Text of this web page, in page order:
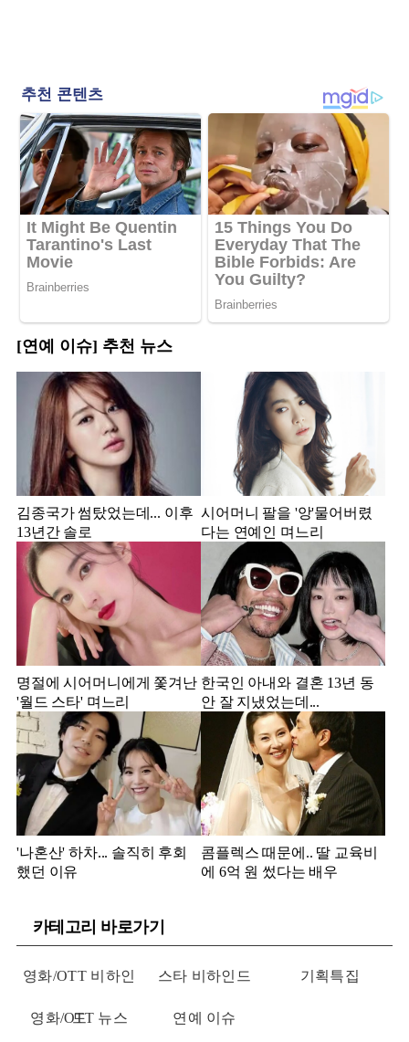
[연예 이슈] 추천 뉴스
김종국가 썸탔었는데... 이후
13년간 솔로
시어머니 팔을 '앙'물어버렸
다는 연예인 며느리
명절에 시어머니에게 쫓겨난
'월드 스타' 며느리
한국인 아내와 결혼 13년 동
안 잘 지냈었는데...
'나혼산' 하차... 솔직히 후회
했던 이유
콤플렉스 때문에.. 딸 교육비
에 6억 원 썼다는 배우
카테고리 바로가기
영화/OTT 비하인
드
스타 비하인드 기획특집
영화/OTT 뉴스 연예 이슈